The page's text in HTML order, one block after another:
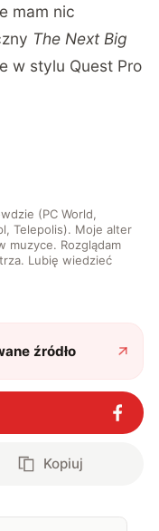
mam nic
The Next Big
w stylu Quest Pro
(PC World,
Telepolis). Moje alter
muzyce. Rozglądam
Lubię wiedzieć
źródło
Kopiuj